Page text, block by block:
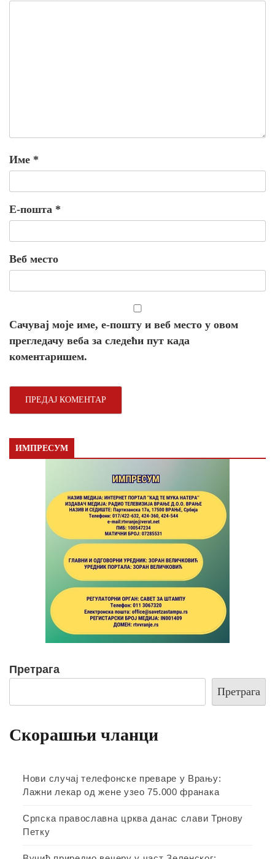
Име *
Е-пошта *
Веб место
Сачувај моје име, е-пошту и веб место у овом
прегледачу веба за следећи пут када
коментаришем.
ИМПРЕСУМ
Претрага
Претрага
Скорашњи чланци
Нови случај телефонске преваре у Врању:
Лажни лекар од жене узео 75.000 франака
Српска православна црква данас слави Трнову
Петку